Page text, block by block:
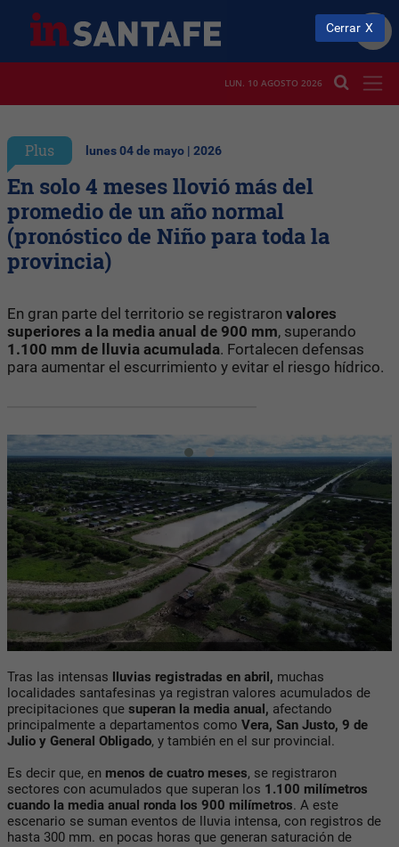
LUN. 10 AGOSTO 2026
Plus lunes 04 de mayo | 2026
En solo 4 meses llovió más del
promedio de un año normal
(pronóstico de Niño para toda la
provincia)
En gran parte del territorio se registraron valores
superiores a la media anual de 900 mm, superando
1.100 mm de lluvia acumulada. Fortalecen defensas
para aumentar el escurrimiento y evitar el riesgo hídrico.
Tras las intensas lluvias registradas en abril, muchas
localidades santafesinas ya registran valores acumulados de
precipitaciones que superan la media anual, afectando
principalmente a departamentos como Vera, San Justo, 9 de
Julio y General Obligado, y también en el sur provincial.
Es decir que, en menos de cuatro meses, se registraron
sectores con acumulados que superan los 1.100 milímetros
cuando la media anual ronda los 900 milímetros. A este
escenario se suman eventos de lluvia intensa, con registros de
hasta 300 mm. en pocas horas que generan saturación de
Cerrar